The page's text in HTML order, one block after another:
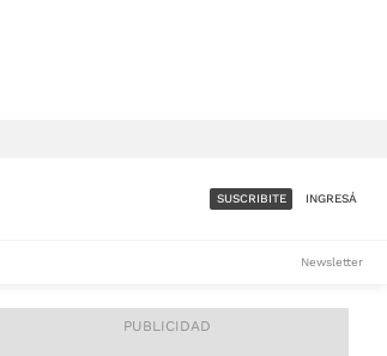
ACCESO FULL - $1.800/MES
SUSCRIBITE INGRESÁ
Newsletter